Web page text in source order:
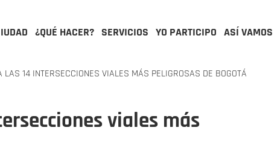
¿QUÉ HACER? SERVICIOS YO PARTICIPO ASÍ VAMOS
14 INTERSECCIONES VIALES MÁS PELIGROSAS DE BOGOTÁ
viales más